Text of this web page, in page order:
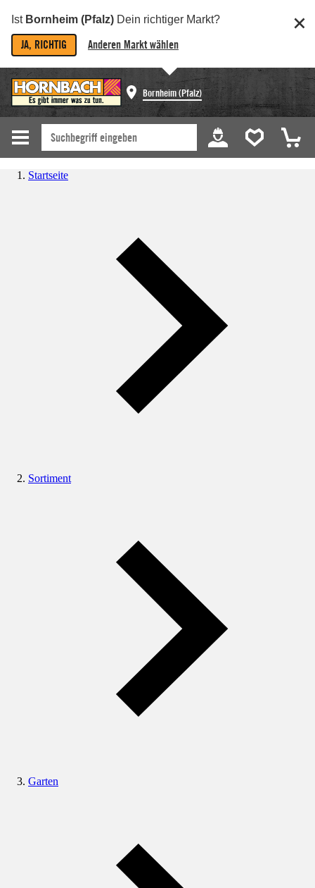
Ist Bornheim (Pfalz) Dein richtiger Markt?
JA, RICHTIG Anderen Markt wählen
Bornheim (Pfalz)
Startseite
Sortiment
Garten